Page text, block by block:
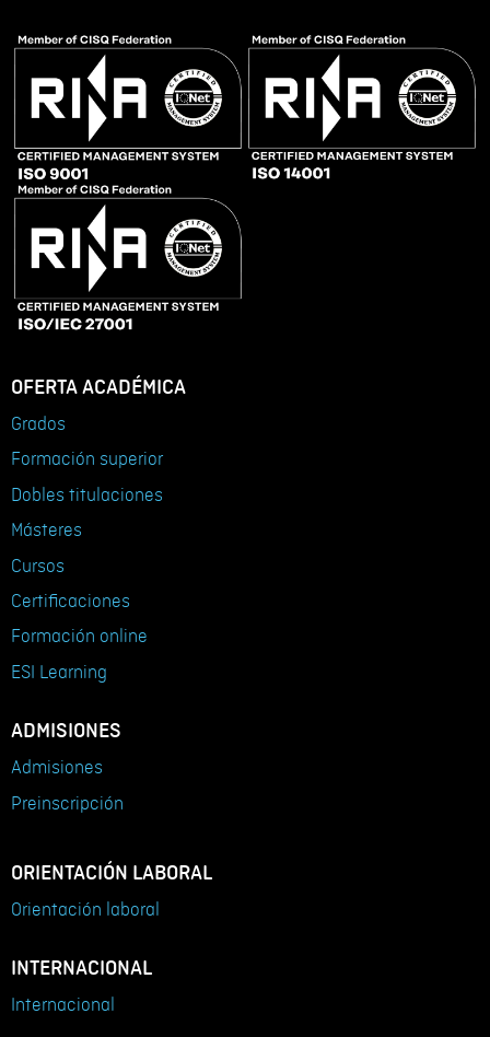
OFERTA ACADÉMICA
Grados
Formación superior
Dobles titulaciones
Másteres
Cursos
Certificaciones
Formación online
ESI Learning
ADMISIONES
Admisiones
Preinscripción
ORIENTACIÓN LABORAL
Orientación laboral
INTERNACIONAL
Internacional